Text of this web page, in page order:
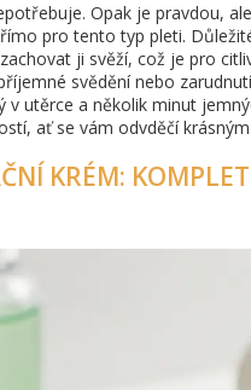
Opak je pravdou,
pro tento typ pleti.
ji svěží, což je pro
svědění nebo
utěrce a několik minut
ať se vám odvděčí
KRÉM: